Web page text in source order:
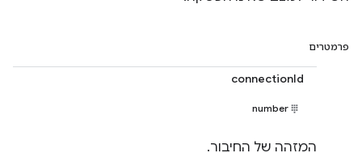
פרמטרים
connectionId
number
המזהה של החיבור.